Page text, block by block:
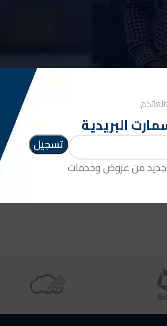
البريدية
جديد من عروض وخدمات
المقارنة فارغة.
العودة إلى المتجر